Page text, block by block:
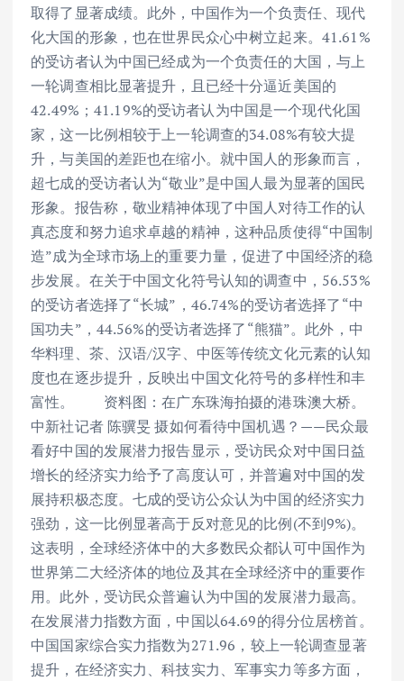
取得了显著成绩。此外，中国作为一个负责任、现代
化大国的形象，也在世界民众心中树立起来。41.61%
的受访者认为中国已经成为一个负责任的大国，与上
一轮调查相比显著提升，且已经十分逼近美国的
42.49%；41.19%的受访者认为中国是一个现代化国
家，这一比例相较于上一轮调查的34.08%有较大提
升，与美国的差距也在缩小。就中国人的形象而言，
超七成的受访者认为“敬业”是中国人最为显著的国民
形象。报告称，敬业精神体现了中国人对待工作的认
真态度和努力追求卓越的精神，这种品质使得“中国制
造”成为全球市场上的重要力量，促进了中国经济的稳
步发展。在关于中国文化符号认知的调查中，56.53%
的受访者选择了“长城”，46.74%的受访者选择了“中
国功夫”，44.56%的受访者选择了“熊猫”。此外，中
华料理、茶、汉语/汉字、中医等传统文化元素的认知
度也在逐步提升，反映出中国文化符号的多样性和丰
富性。 资料图：在广东珠海拍摄的港珠澳大桥。
中新社记者 陈骥旻 摄如何看待中国机遇？——民众最
看好中国的发展潜力报告显示，受访民众对中国日益
增长的经济实力给予了高度认可，并普遍对中国的发
展持积极态度。七成的受访公众认为中国的经济实力
强劲，这一比例显著高于反对意见的比例(不到9%)。
这表明，全球经济体中的大多数民众都认可中国作为
世界第二大经济体的地位及其在全球经济中的重要作
用。此外，受访民众普遍认为中国的发展潜力最高。
在发展潜力指数方面，中国以64.69的得分位居榜首。
中国国家综合实力指数为271.96，较上一轮调查显著
提升，在经济实力、科技实力、军事实力等多方面，